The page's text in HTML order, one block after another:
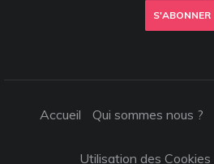
S'ABONNER
Accueil Qui sommes nous ?
Utilisation des Cookies